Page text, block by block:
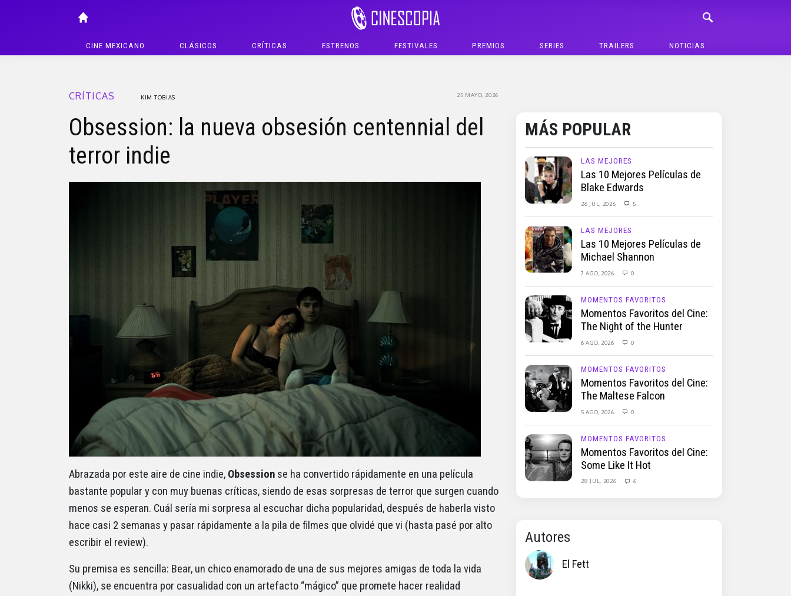
CINE MEXICANO CLÁSICOS CRÍTICAS ESTRENOS FESTIVALES PREMIOS SERIES TRAILERS NOTICIAS
CRÍTICAS 25 MAYO, 2026
KIM TOBIAS
Obsession: la nueva obsesión centennial del
terror indie
Abrazada por este aire de cine indie, Obsession se ha convertido rápidamente en una película
bastante popular y con muy buenas críticas, siendo de esas sorpresas de terror que surgen cuando
menos se esperan. Cuál sería mi sorpresa al escuchar dicha popularidad, después de haberla visto
hace casi 2 semanas y pasar rápidamente a la pila de filmes que olvidé que vi (hasta pasé por alto
escribir el review).
Su premisa es sencilla: Bear, un chico enamorado de una de sus mejores amigas de toda la vida
(Nikki), se encuentra por casualidad con un artefacto “mágico” que promete hacer realidad
MÁS POPULAR
LAS MEJORES
Las 10 Mejores Películas de
Blake Edwards
26 JUL, 2026 5
LAS MEJORES
Las 10 Mejores Películas de
Michael Shannon
7 AGO, 2026 0
MOMENTOS FAVORITOS
Momentos Favoritos del Cine:
The Night of the Hunter
6 AGO, 2026 0
MOMENTOS FAVORITOS
Momentos Favoritos del Cine:
The Maltese Falcon
5 AGO, 2026 0
MOMENTOS FAVORITOS
Momentos Favoritos del Cine:
Some Like It Hot
28 JUL, 2026 6
Autores
El Fett